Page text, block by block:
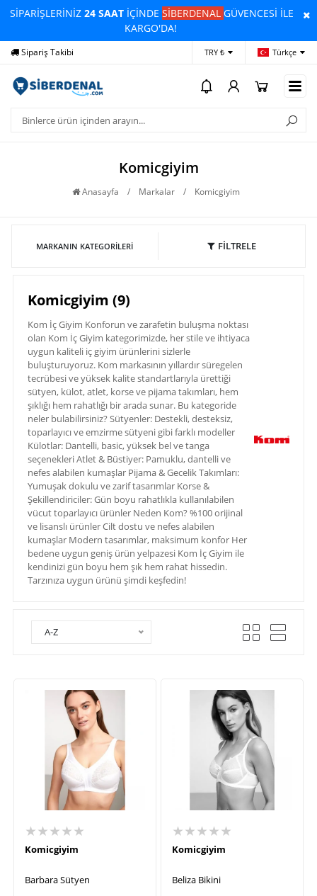
SİPARİŞLERİNİZ24 SAAT İÇİNDESİBERDENALGÜVENCESİ İLE
KARGO'DA!
Yardım Ödeme Bildirimi
TRY ₺ Türkçe
Komicgiyim
Anasayfa / Markalar / Komicgiyim
MARKANIN KATEGORILERI FİLTRELE
Komicgiyim (9)
Kom İç Giyim Konforun ve zarafetin buluşma noktası
olan Kom İç Giyim kategorimizde, her stile ve ihtiyaca
uygun kaliteli iç giyim ürünlerini sizlerle
buluşturuyoruz. Kom markasının yıllardır süregelen
tecrübesi ve yüksek kalite standartlarıyla ürettiği
sütyen, külot, atlet, korse ve pijama takımları, hem
şıklığı hem rahatlığı bir arada sunar. Bu kategoride
neler bulabilirsiniz? Sütyenler: Destekli, desteksiz,
toparlayıcı ve emzirme sütyeni gibi farklı modeller
Külotlar: Dantelli, basic, yüksek bel ve tanga
seçenekleri Atlet & Büstiyer: Pamuklu, dantelli ve
nefes alabilen kumaşlar Pijama & Gecelik Takımları:
Yumuşak dokulu ve zarif tasarımlar Korse &
Şekillendiriciler: Gün boyu rahatlıkla kullanılabilen
vücut toparlayıcı ürünler Neden Kom? %100 orijinal
ve lisanslı ürünler Cilt dostu ve nefes alabilen
kumaşlar Modern tasarımlar, maksimum konfor Her
bedene uygun geniş ürün yelpazesi Kom İç Giyim ile
kendinizi gün boyu hem şık hem rahat hissedin.
Tarzınıza uygun ürünü şimdi keşfedin!
A-Z
★★★★★
Komicgiyim
Barbara Sütyen
★★★★★
Komicgiyim
Beliza Bikini